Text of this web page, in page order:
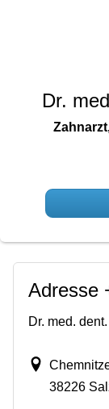
Dr.
Adresse
Dr. med.
38226